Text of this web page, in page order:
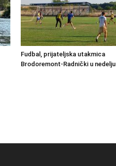
Fudbal, prijateljska utakmica
Brodoremont-Radnički u nedelju